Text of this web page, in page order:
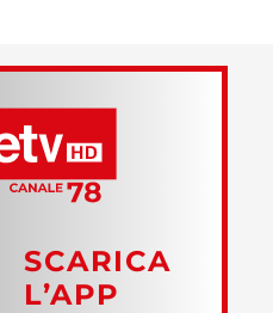
SCARICA
L’APP